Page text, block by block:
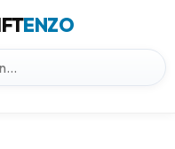
ENZO